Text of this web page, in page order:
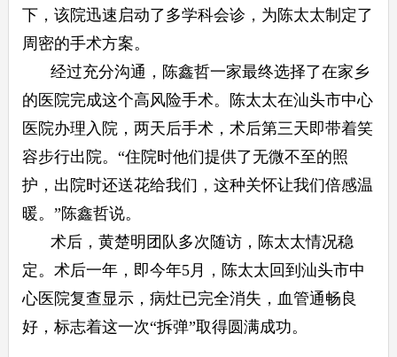
下，该院迅速启动了多学科会诊，为陈太太制定了
周密的手术方案。
经过充分沟通，陈鑫哲一家最终选择了在家乡
的医院完成这个高风险手术。陈太太在汕头市中心
医院办理入院，两天后手术，术后第三天即带着笑
容步行出院。“住院时他们提供了无微不至的照
护，出院时还送花给我们，这种关怀让我们倍感温
暖。”陈鑫哲说。
术后，黄楚明团队多次随访，陈太太情况稳
定。术后一年，即今年5月，陈太太回到汕头市中
心医院复查显示，病灶已完全消失，血管通畅良
好，标志着这一次“拆弹”取得圆满成功。